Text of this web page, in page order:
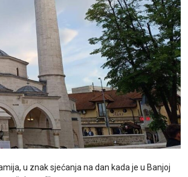
u znak sjećanja na dan kada je u Banjoj